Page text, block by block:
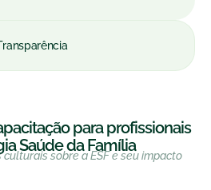
para profissionais
Saúde da Família
sobre a ESF e seu impacto